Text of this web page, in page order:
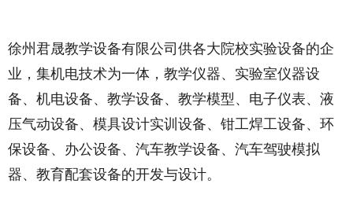
徐州君晟教学设备有限公司供各大院校实验设备的企
业，集机电技术为一体，教学仪器、实验室仪器设
备、机电设备、教学设备、教学模型、电子仪表、液
压气动设备、模具设计实训设备、钳工焊工设备、环
保设备、办公设备、汽车教学设备、汽车驾驶模拟
器、教育配套设备的开发与设计。